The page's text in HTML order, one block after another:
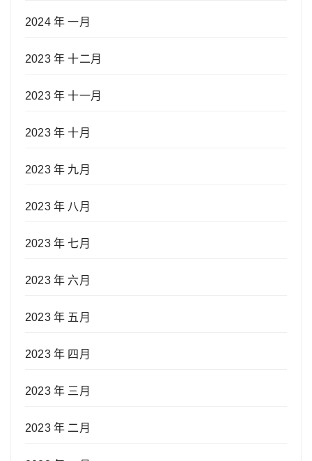
2024 年 一月
2023 年 十二月
2023 年 十一月
2023 年 十月
2023 年 九月
2023 年 八月
2023 年 七月
2023 年 六月
2023 年 五月
2023 年 四月
2023 年 三月
2023 年 二月